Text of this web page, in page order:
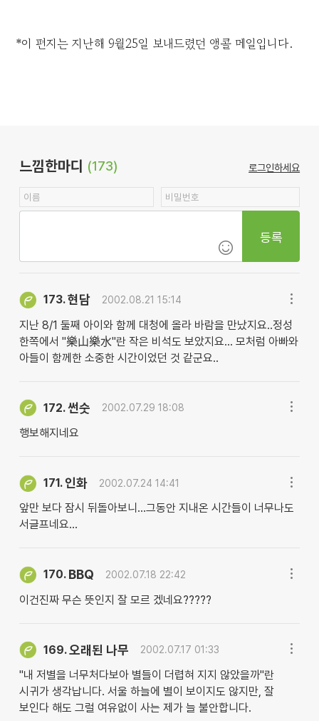
*이 편지는 지난해 9월25일 보내드렸던 앵콜 메일입니다.
느낌한마디 (173) 로그인하세요
등록
173.현담 2002.08.21 15:14
지난 8/1 둘째 아이와 함께 대청에 올라 바람을 만났지요..정성
한쪽에서 "樂山樂水"란 작은 비석도 보았지요... 모처럼 아빠와
아들이 함께한 소중한 시간이었던 것 같군요..
172.썬숫 2002.07.29 18:08
행보해지네요
171.인화 2002.07.24 14:41
앞만 보다 잠시 뒤돌아보니...그동안 지내온 시간들이 너무나도
서글프네요...
170. BBQ 2002.07.18 22:42
이건진짜 무슨 뜻인지 잘 모르 겠네요?????
169.오래된 나무 2002.07.17 01:33
"내 저별을 너무처다보아 별들이 더렵혀 지지 않았을까"란
시귀가 생각납니다. 서울 하늘에 별이 보이지도 않지만, 잘
보인다 해도 그럴 여유없이 사는 제가 늘 불안합니다.